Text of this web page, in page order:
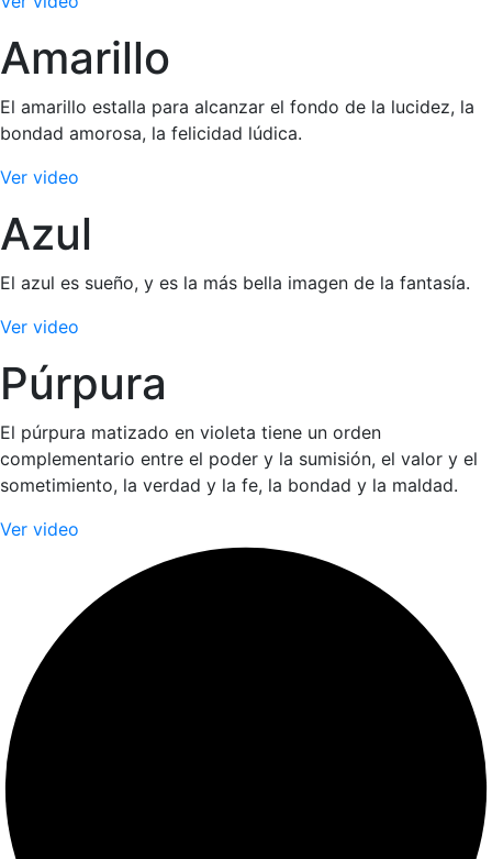
Amarillo
El amarillo estalla para alcanzar el fondo de la lucidez, la
bondad amorosa, la felicidad lúdica.
Ver video
Azul
El azul es sueño, y es la más bella imagen de la fantasía.
Ver video
Púrpura
El púrpura matizado en violeta tiene un orden
complementario entre el poder y la sumisión, el valor y el
sometimiento, la verdad y la fe, la bondad y la maldad.
Ver video